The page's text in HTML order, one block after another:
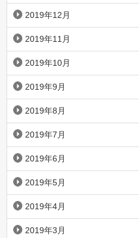
2019年12月
2019年11月
2019年10月
2019年9月
2019年8月
2019年7月
2019年6月
2019年5月
2019年4月
2019年3月